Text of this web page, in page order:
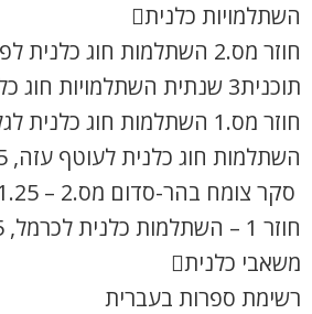
השתלמויות כלנית
חוזר מס.2 השתלמות חוג כלנית לפרוזדור ירושלים , 8.4.2025
תוכנית3 שנתית השתלמויות חוג כלנית 2024-25, תשפ"ה
חוזר מס.1 השתלמות חוג כלנית לגליל-העליון, 3.4.2025
השתלמות חוג כלנית לעוטף עזה, 25.2.2025
סקר צומח בהר-סדום מס.2 – 28.1.25
חוזר 1 – השתלמות כלנית לכרמל, 21.1.2025
משאבי כלנית
רשימת ספרות בעברית